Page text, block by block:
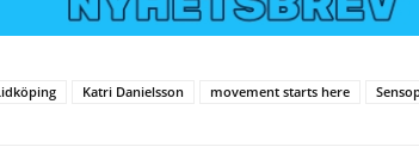
Katri Danielsson movement starts here